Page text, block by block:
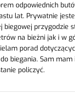
odpowiednich
lat. Prywatnie
biegowej przygodzie
na bieżni jak i w
porad
biegania. Sam
policzyć.